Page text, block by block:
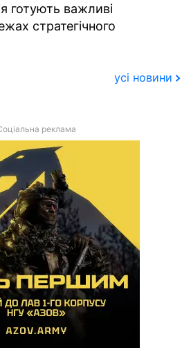
готують важливі
стратегічного
усі новини
реклама